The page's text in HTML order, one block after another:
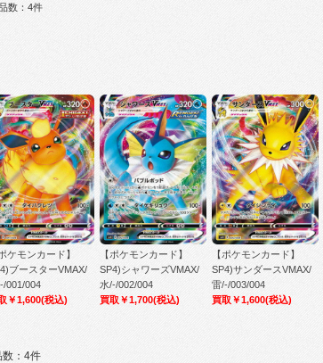
数：4件
ポケモンカード】
ブースターVMAX/
001/004
￥1,600(税込)
【ポケモンカード】
SP4)シャワーズVMAX/
水/-/002/004
買取￥1,700(税込)
【ポケモンカード】
SP4)サンダースVMAX/
雷/-/003/004
買取￥1,600(税込)
数：4件